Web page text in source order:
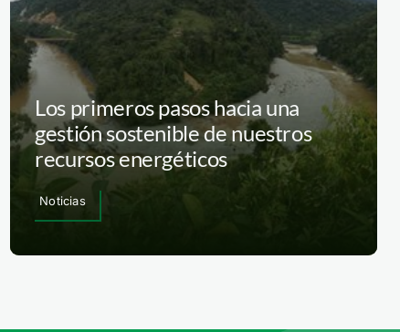
Los primeros pasos hacia una
gestión sostenible de nuestros
recursos energéticos
Noticias